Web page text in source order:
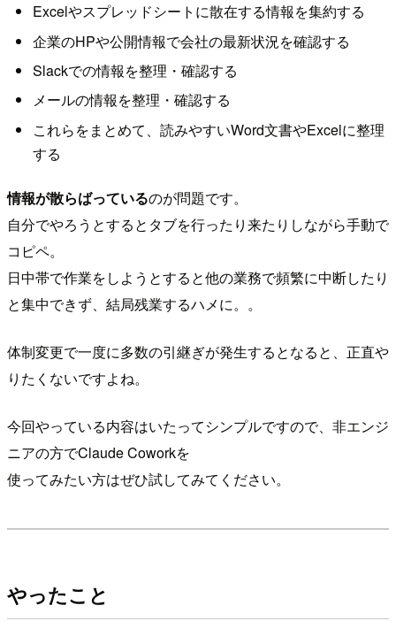
Excelやスプレッドシートに散在する情報を集約する
企業のHPや公開情報で会社の最新状況を確認する
Slackでの情報を整理・確認する
メールの情報を整理・確認する
これらをまとめて、読みやすいWord文書やExcelに整理
する
情報が散らばっているのが問題です。
自分でやろうとするとタブを行ったり来たりしながら手動で
コピペ。
日中帯で作業をしようとすると他の業務で頻繁に中断したり
と集中できず、結局残業するハメに。。
体制変更で一度に多数の引継ぎが発生するとなると、正直や
りたくないですよね。
今回やっている内容はいたってシンプルですので、非エンジ
ニアの方でClaude Coworkを
使ってみたい方はぜひ試してみてください。
やったこと